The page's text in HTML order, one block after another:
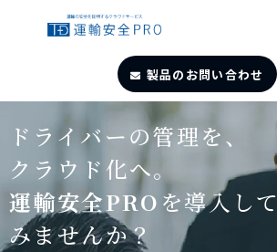
製品のお問い合わせ
TOP
導入事例
製品・サービス
ドライバーの管理を、
クラウド化へ。
運輸安全PRO を導入して
みませんか？